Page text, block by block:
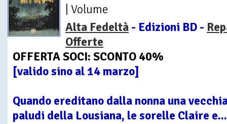
| Volume
Alta Fedeltà - Edizioni BD -
Offerte
OFFERTA SOCI: SCONTO 40%
[valido sino al 14 marzo]
Quando ereditano dalla nonna una
paludi della Lousiana, le sorelle Claire e...